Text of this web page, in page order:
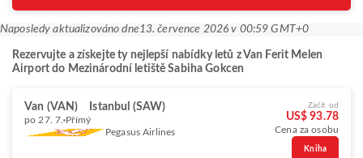
Naposledy aktualizováno dne13. července 2026 v 00:59 GMT+0
Rezervujte a získejte ty nejlepší nabídky letů z Van Ferit Melen
Airport do Mezinárodní letiště Sabiha Gokcen
Van (VAN) Istanbul (SAW)
po 27. 7. Přímý
Pegasus Airlines
Začít od
US$ 93.78
Cena za osobu
Kniha